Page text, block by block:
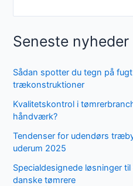
Seneste nyheder
Sådan spotter du tegn på
trækonstruktioner
Kvalitetskontrol i
håndværk?
Tendenser for udendørs
uderum 2025
Specialdesignede løsninger
danske tømrere